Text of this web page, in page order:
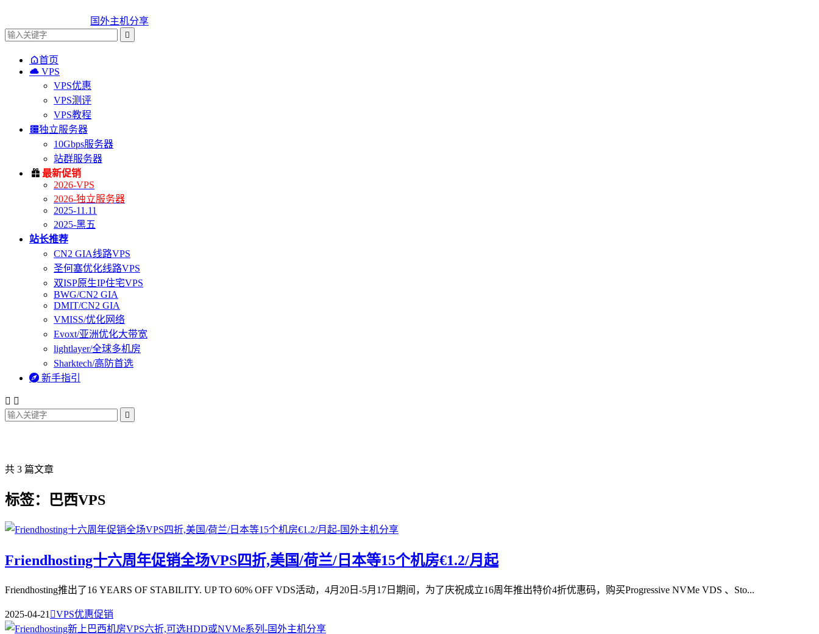
国外主机分享

首页
 VPS
VPS优惠
VPS测评
VPS教程
独立服务器
10Gbps服务器
站群服务器
 最新促销
2026-VPS
2026-独立服务器
2025-11.11
2025-黑五
站长推荐
CN2 GIA线路VPS
圣何塞优化线路VPS
双ISP原生IP住宅VPS
BWG/CN2 GIA
DMIT/CN2 GIA
VMISS/优化网络
Evoxt/亚洲优化大带宽
lightlayer/全球多机房
Sharktech/高防首选
 新手指引
 

共 3 篇文章
标签：巴西VPS
Friendhosting十六周年促销全场VPS四折,美国/荷兰/日本等15个机房€1.2/月起
Friendhosting推出了16 YEARS OF STABILITY. UP TO 60% OFF VDS活动，4月20日-5月17日期间，为了庆祝成立16周年推出特价4折优惠码，购买Progressive NVMe VDS 、Sto...
2025-04-21 VPS优惠促销